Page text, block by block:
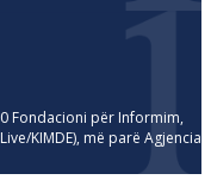
Fondacioni për Informim,
KIMDE), më parë Agjencia